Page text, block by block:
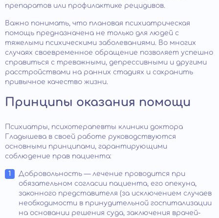
препаратов или профилактике рецидивов.
Важно понимать, что плановая психиатрическая
помощь предназначена не только для людей с
тяжелыми психическими заболеваниями. Во многих
случаях своевременное обращение позволяет успешно
справиться с тревожными, депрессивными и другими
расстройствами на ранних стадиях и сохранить
привычное качество жизни.
Принципы оказания помощи
Психиатры, психотерапевты клиники доктора
Гладышева в своей работе руководствуются
основными принципами, гарантирующими
соблюдение прав пациента:
Добровольность — лечение проводится при
обязательном согласии пациента, его опекуна,
законного представителя (за исключением случаев
необходимости в принудительной госпитализации
на основании решения суда, заключения врачей-